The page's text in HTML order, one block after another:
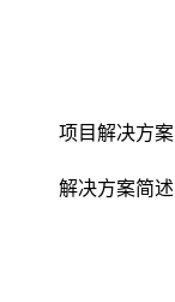
项目解决方案
解决方案简述